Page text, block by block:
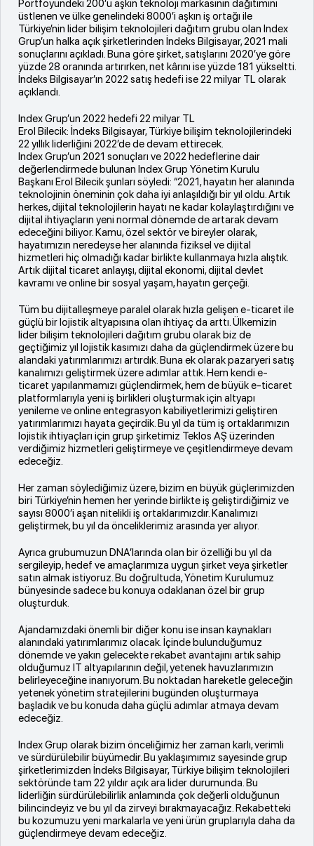
Portföyündeki 200’ü aşkın teknoloji markasının dağıtımını
üstlenen ve ülke genelindeki 8000’i aşkın iş ortağı ile
Türkiye’nin lider bilişim teknolojileri dağıtım grubu olan Index
Grup’un halka açık şirketlerinden İndeks Bilgisayar, 2021 mali
sonuçlarını açıkladı. Buna göre şirket, satışlarını 2020’ye göre
yüzde 28 oranında artırırken, net kârını ise yüzde 181 yükseltti.
İndeks Bilgisayar’ın 2022 satış hedefi ise 22 milyar TL olarak
açıklandı.
Index Grup’un 2022 hedefi 22 milyar TL
Erol Bilecik: İndeks Bilgisayar, Türkiye bilişim teknolojilerindeki
22 yıllık liderliğini 2022’de de devam ettirecek.
Index Grup’un 2021 sonuçları ve 2022 hedeflerine dair
değerlendirmede bulunan Index Grup Yönetim Kurulu
Başkanı Erol Bilecik şunları söyledi: “2021, hayatın her alanında
teknolojinin öneminin çok daha iyi anlaşıldığı bir yıl oldu. Artık
herkes, dijital teknolojilerin hayatı ne kadar kolaylaştırdığını ve
dijital ihtiyaçların yeni normal dönemde de artarak devam
edeceğini biliyor. Kamu, özel sektör ve bireyler olarak,
hayatımızın neredeyse her alanında fiziksel ve dijital
hizmetleri hiç olmadığı kadar birlikte kullanmaya hızla alıştık.
Artık dijital ticaret anlayışı, dijital ekonomi, dijital devlet
kavramı ve online bir sosyal yaşam, hayatın gerçeği.
Tüm bu dijitalleşmeye paralel olarak hızla gelişen e-ticaret ile
güçlü bir lojistik altyapısına olan ihtiyaç da arttı. Ülkemizin
lider bilişim teknolojileri dağıtım grubu olarak biz de
geçtiğimiz yıl lojistik kasımızı daha da güçlendirmek üzere bu
alandaki yatırımlarımızı artırdık. Buna ek olarak pazaryeri satış
kanalımızı geliştirmek üzere adımlar attık. Hem kendi e-
ticaret yapılanmamızı güçlendirmek, hem de büyük e-ticaret
platformlarıyla yeni iş birlikleri oluşturmak için altyapı
yenileme ve online entegrasyon kabiliyetlerimizi geliştiren
yatırımlarımızı hayata geçirdik. Bu yıl da tüm iş ortaklarımızın
lojistik ihtiyaçları için grup şirketimiz Teklos AŞ üzerinden
verdiğimiz hizmetleri geliştirmeye ve çeşitlendirmeye devam
edeceğiz.
Her zaman söylediğimiz üzere, bizim en büyük güçlerimizden
biri Türkiye’nin hemen her yerinde birlikte iş geliştirdiğimiz ve
sayısı 8000’i aşan nitelikli iş ortaklarımızdır. Kanalımızı
geliştirmek, bu yıl da önceliklerimiz arasında yer alıyor.
Ayrıca grubumuzun DNA’larında olan bir özelliği bu yıl da
sergileyip, hedef ve amaçlarımıza uygun şirket veya şirketler
satın almak istiyoruz. Bu doğrultuda, Yönetim Kurulumuz
bünyesinde sadece bu konuya odaklanan özel bir grup
oluşturduk.
Ajandamızdaki önemli bir diğer konu ise insan kaynakları
alanındaki yatırımlarımız olacak. İçinde bulunduğumuz
dönemde ve yakın gelecekte rekabet avantajını artık sahip
olduğumuz IT altyapılarının değil, yetenek havuzlarımızın
belirleyeceğine inanıyorum. Bu noktadan hareketle geleceğin
yetenek yönetim stratejilerini bugünden oluşturmaya
başladık ve bu konuda daha güçlü adımlar atmaya devam
edeceğiz.
Index Grup olarak bizim önceliğimiz her zaman karlı, verimli
ve sürdürülebilir büyümedir. Bu yaklaşımımız sayesinde grup
şirketlerimizden İndeks Bilgisayar, Türkiye bilişim teknolojileri
sektöründe tam 22 yıldır açık ara lider durumunda. Bu
liderliğin sürdürülebilirlik anlamında çok değerli olduğunun
bilincindeyiz ve bu yıl da zirveyi bırakmayacağız. Rekabetteki
bu kozumuzu yeni markalarla ve yeni ürün gruplarıyla daha da
güçlendirmeye devam edeceğiz.